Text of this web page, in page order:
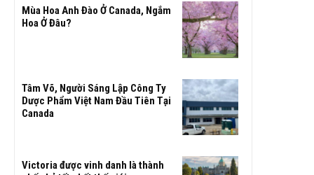
Mùa Hoa Anh Đào Ở Canada, Ngắm
Hoa Ở Đâu?
Tâm Võ, Người Sáng Lập Công Ty
Dược Phẩm Việt Nam Đầu Tiên Tại
Canada
Victoria được vinh danh là thành